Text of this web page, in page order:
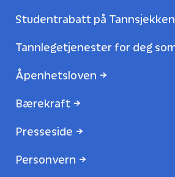
Studentrabatt på Tannsjekken
Tannlegetjenester for deg
Åpenhetsloven
Bærekraft
Presseside
Personvern